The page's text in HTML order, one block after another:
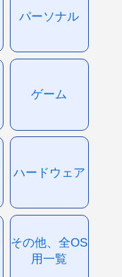
パーソナル
ゲーム
ハードウェア
その他、全OS
用一覧